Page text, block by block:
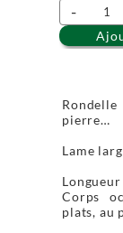
-
pierre…
Lame
Corps
plats, au